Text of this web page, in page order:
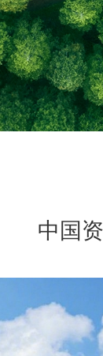
中国